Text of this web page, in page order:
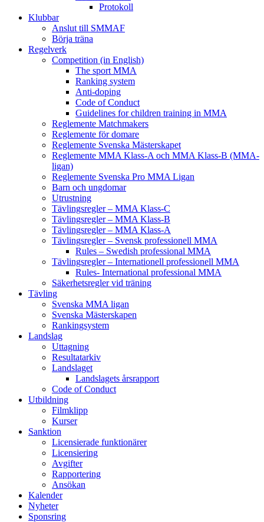
Protokoll
Klubbar
Anslut till SMMAF
Börja träna
Regelverk
Competition (in English)
The sport MMA
Ranking system
Anti-doping
Code of Conduct
Guidelines for children training in MMA
Reglemente Matchmakers
Reglemente för domare
Reglemente Svenska Mästerskapet
Reglemente MMA Klass-A och MMA Klass-B (MMA-
ligan)
Reglemente Svenska Pro MMA Ligan
Barn och ungdomar
Utrustning
Tävlingsregler – MMA Klass-C
Tävlingsregler – MMA Klass-B
Tävlingsregler – MMA Klass-A
Tävlingsregler – Svensk professionell MMA
Rules – Swedish professional MMA
Tävlingsregler – Internationell professionell MMA
Rules- International professional MMA
Säkerhetsregler vid träning
Tävling
Svenska MMA ligan
Svenska Mästerskapen
Rankingsystem
Landslag
Uttagning
Resultatarkiv
Landslaget
Landslagets årsrapport
Code of Conduct
Utbildning
Filmklipp
Kurser
Sanktion
Licensierade funktionärer
Licensiering
Avgifter
Rapportering
Ansökan
Kalender
Nyheter
Sponsring